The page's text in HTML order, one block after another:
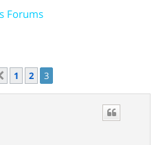
Forums
Précédent
1 2 3